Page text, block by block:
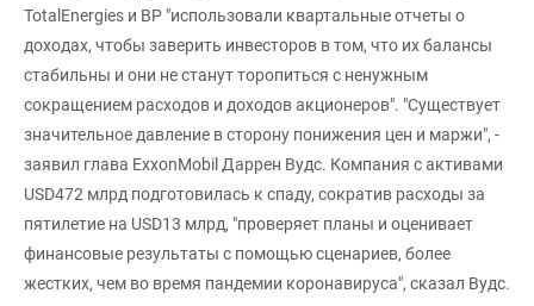
TotalEnergies и BP "использовали квартальные отчеты о
доходах, чтобы заверить инвесторов в том, что их балансы
стабильны и они не станут торопиться с ненужным
сокращением расходов и доходов акционеров". "Существует
значительное давление в сторону понижения цен и маржи", -
заявил глава ExxonMobil Даррен Вудс. Компания с активами
USD472 млрд подготовилась к спаду, сократив расходы за
пятилетие на USD13 млрд, "проверяет планы и оценивает
финансовые результаты с помощью сценариев, более
жестких, чем во время пандемии коронавируса", сказал Вудс.